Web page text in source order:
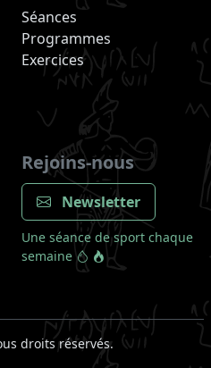
Séances
Programmes
Exercices
Rejoins-nous
Newsletter
Une séance de sport chaque
semaine
droits réservés.